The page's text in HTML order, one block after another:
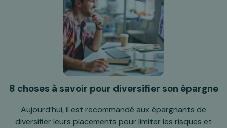
8 choses à savoir pour diversifier son épargne
Aujourd’hui, il est recommandé aux épargnants de
diversifier leurs placements pour limiter les risques et